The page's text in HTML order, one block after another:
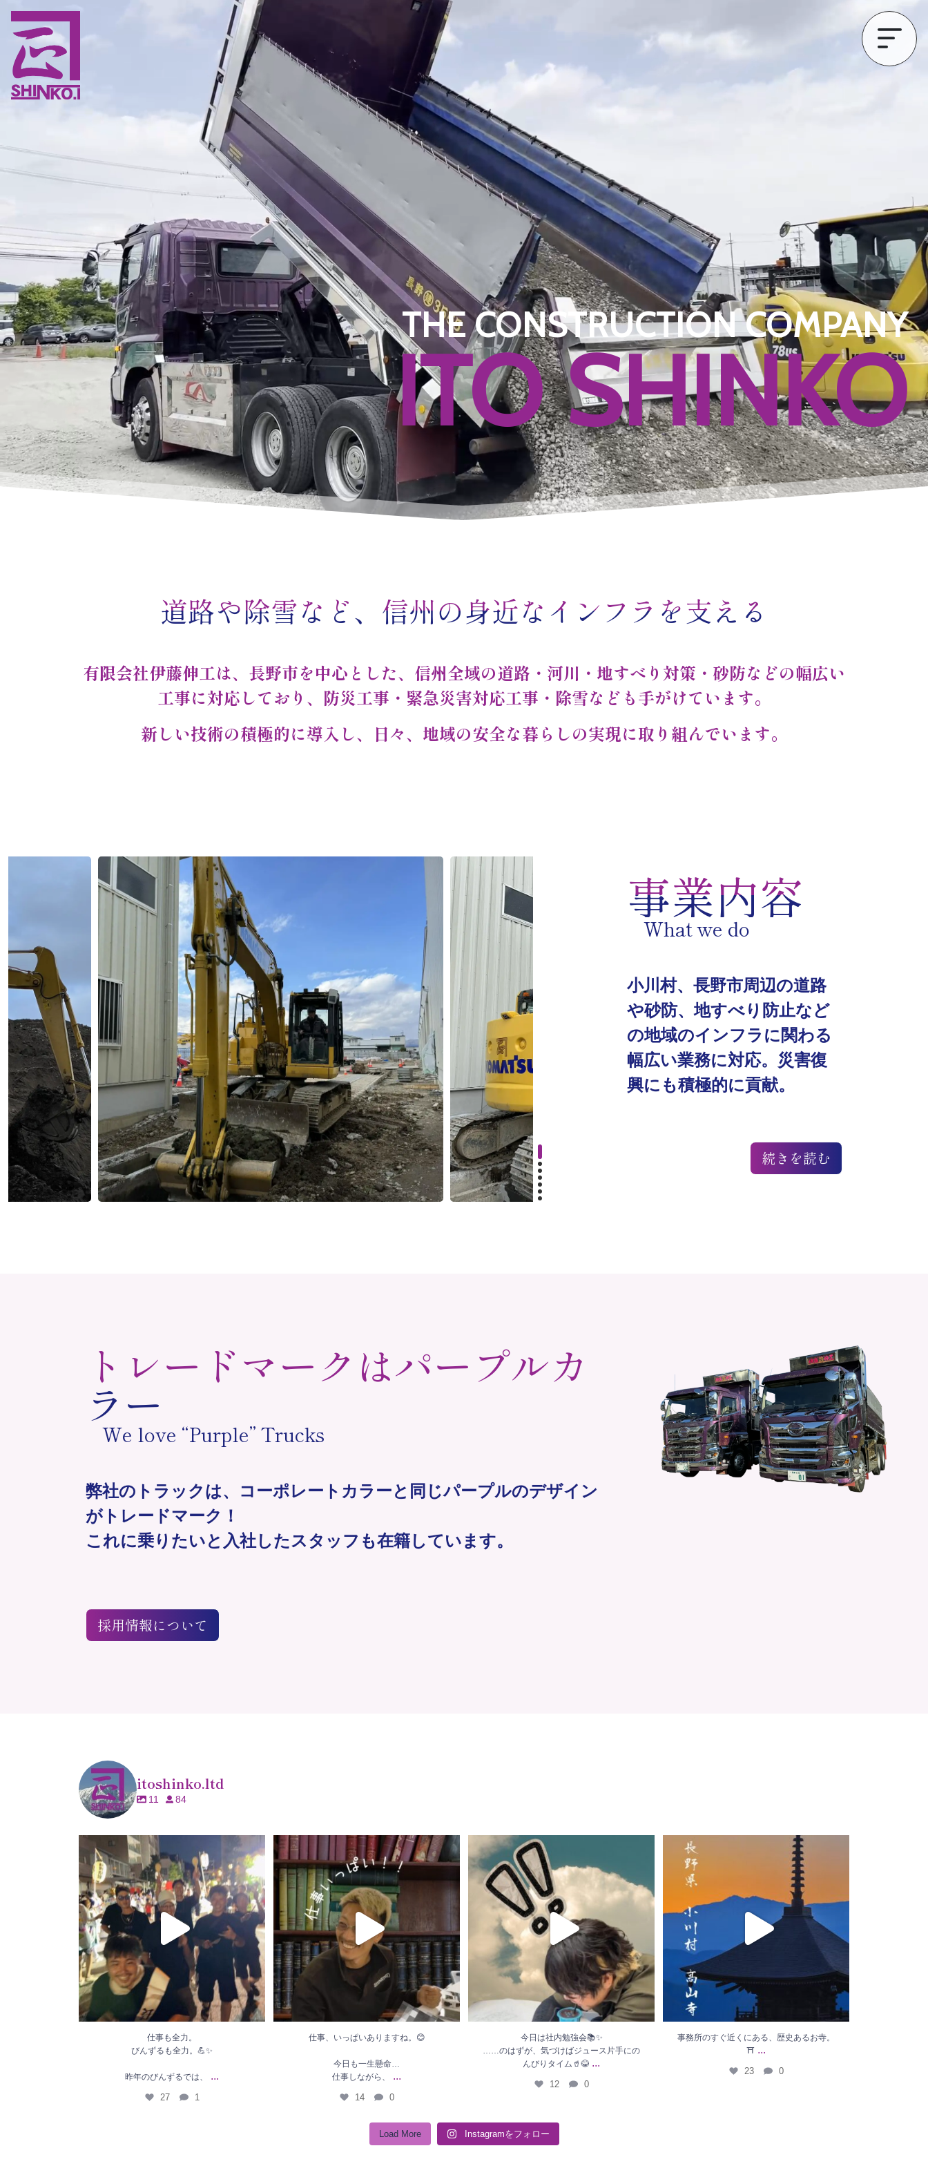
THE CONSTRUCTION COMPANY
ITO SHINKO
道路や除雪など、信州の身近なインフラを支える
有限会社伊藤伸工は、長野市を中心とした、信州全域の道路・河川・地すべり対策・砂防などの幅広い
工事に対応しており、防災工事・緊急災害対応工事・除雪なども手がけています。
新しい技術の積極的に導入し、日々、地域の安全な暮らしの実現に取り組んでいます。
事業内容
What we do
小川村、長野市周辺の道路
や砂防、地すべり防止など
の地域のインフラに関わる
幅広い業務に対応。災害復
興にも積極的に貢献。
続きを読む
トレードマークはパープルカ
ラー
We love “Purple” Trucks
弊社のトラックは、コーポレートカラーと同じパープルのデザイン
がトレードマーク！
これに乗りたいと入社したスタッフも在籍しています。
採用情報について
itoshinko.ltd
11 84
仕事も全力。
びんずるも全力。💪✨
昨年のびんずるでは、...
27 1
仕事も全力。
びんずるも全力。💪✨
昨年のびんずるでは、 ...
27 1
仕事、いっぱいありますね。😊
今日も一生懸命…
仕事しながら、...
14 0
仕事、いっぱいありますね。😊
今日も一生懸命…
仕事しながら、
...
14 0
今日は社内勉強会📚✨
……のはずが、気づけばジュース片手にのんびり
タイム🥤😂...
12
今日は社内勉強会📚✨
……のはずが、気づけばジュース片手にの
んびりタイム🥤😂 ...
12 0
事務所のすぐ近くにある、歴史あるお寺。⛩
事務所のすぐ近くにある、歴史あるお寺。
⛩ ...
23 0
Load More Instagramをフォロー